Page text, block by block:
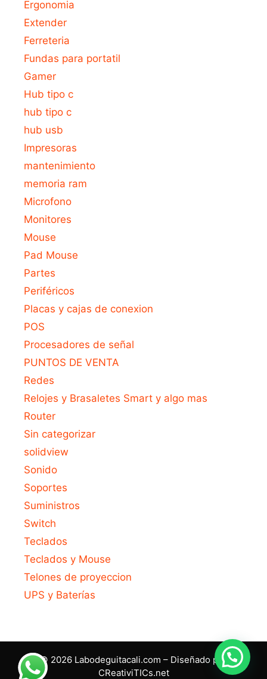
Ergonomia
Extender
Ferreteria
Fundas para portatil
Gamer
Hub tipo c
hub tipo c
hub usb
Impresoras
mantenimiento
memoria ram
Microfono
Monitores
Mouse
Pad Mouse
Partes
Periféricos
Placas y cajas de conexion
POS
Procesadores de señal
PUNTOS DE VENTA
Redes
Relojes y Brasaletes Smart y algo mas
Router
Sin categorizar
solidview
Sonido
Soportes
Suministros
Switch
Teclados
Teclados y Mouse
Telones de proyeccion
UPS y Baterías
© 2026 Labodeguitacali.com – Diseñado por
CReativiTICs.net